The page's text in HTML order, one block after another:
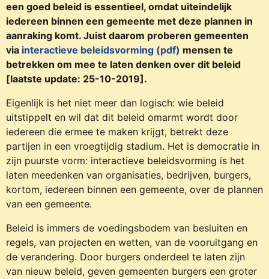
een goed beleid is essentieel, omdat uiteindelijk
iedereen binnen een gemeente met deze plannen in
aanraking komt. Juist daarom proberen gemeenten
via interactieve beleidsvorming (pdf) mensen te
betrekken om mee te laten denken over dit beleid
[laatste update: 25-10-2019].
Eigenlijk is het niet meer dan logisch: wie beleid
uitstippelt en wil dat dit beleid omarmt wordt door
iedereen die ermee te maken krijgt, betrekt deze
partijen in een vroegtijdig stadium. Het is democratie in
zijn puurste vorm: interactieve beleidsvorming is het
laten meedenken van organisaties, bedrijven, burgers,
kortom, iedereen binnen een gemeente, over de plannen
van een gemeente.
Beleid is immers de voedingsbodem van besluiten en
regels, van projecten en wetten, van de vooruitgang en
de verandering. Door burgers onderdeel te laten zijn
van nieuw beleid, geven gemeenten burgers een groter